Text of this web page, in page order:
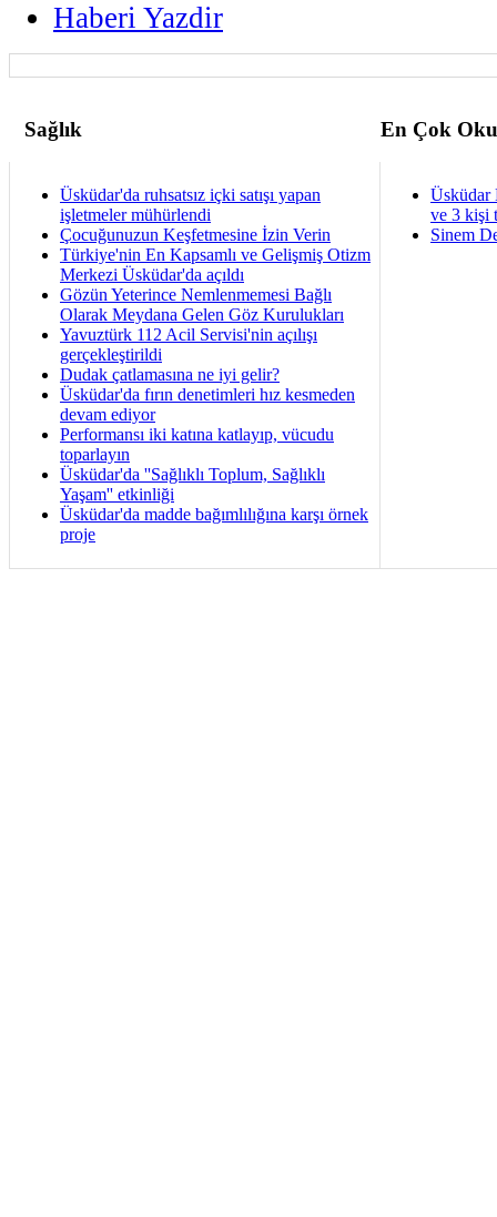
Haberi Yazdir
Sağlık En Çok
Üsküdar'da ruhsatsız içki satışı yapan
işletmeler mühürlendi
Çocuğunuzun Keşfetmesine İzin Verin
Türkiye'nin En Kapsamlı ve Gelişmiş Otizm
Merkezi Üsküdar'da açıldı
Gözün Yeterince Nemlenmemesi Bağlı
Olarak Meydana Gelen Göz Kurulukları
Yavuztürk 112 Acil Servisi'nin açılışı
gerçekleştirildi
Dudak çatlamasına ne iyi gelir?
Üsküdar'da fırın denetimleri hız kesmeden
devam ediyor
Performansı iki katına katlayıp, vücudu
toparlayın
Üsküdar'da ''Sağlıklı Toplum, Sağlıklı
Yaşam'' etkinliği
Üsküdar'da madde bağımlılığına karşı örnek
proje
Üsküdar
ve 3 kişi
Sinem